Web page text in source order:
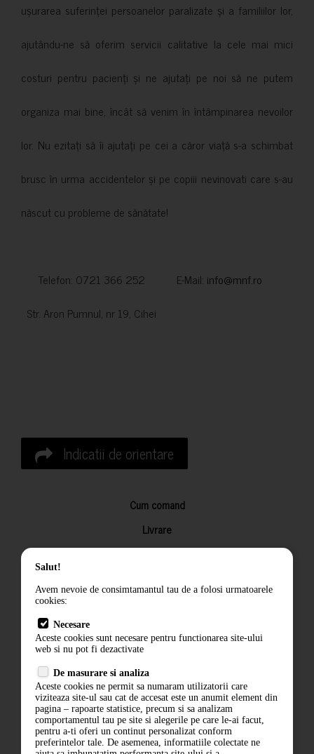
ușurarea suferinței persoanelor paralizate și a familiilor lor,
ajutându-ne să oferim servicii calitative la cele mai mici
costuri pentru pacienți și ne ajutați pe noi să ne putem
organiza mai bine, încât să venim în întâmpinarea nevoilor
lor. Nu ezitați să îi ajutați pe cei a căror viață s-a schimbat
brusc în urma accidentelor și pe copiii nevinovati care s-au
născut cu probleme de sănătate!
Telefon: 0721 366 252 E-Mail: info@mnf.ro
Str. Aron Pumnul, nr 19, Cihei
Indicatii de orientare
Cum comand
Livrare
Returnarea produselor
Termeni si conditii
Politica de confidentialitate
ANPC
Salut!
Avem nevoie de consimtamantul tau de a folosi urmatoarele
cookies:
Necesare
Aceste cookies sunt necesare pentru functionarea site-ului
web si nu pot fi dezactivate
De masurare si analiza
Aceste cookies ne permit sa numaram utilizatorii care
viziteaza site-ul sau cat de accesat este un anumit element din
pagina – rapoarte statistice, precum si sa analizam
comportamentul tau pe site si alegerile pe care le-ai facut,
pentru a-ti oferi un continut personalizat conform
preferintelor tale. De asemenea, informatiile colectate ne